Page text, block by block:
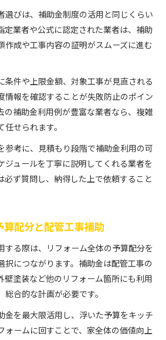
選びは、補助金制度の活用と同じくらい
定業者や公式に認定された業者は、補助
作成や工事内容の証明がスムーズに進む
条件や上限金額、対象工事が見直される
情報を確認することが失敗防止のポイン
の補助金利用例が豊富な業者なら、複雑
せられます。
参考に、見積もり段階で補助金利用の可
ジュールを丁寧に説明してくれる業者を
必ず質問し、納得した上で依頼すること
算配分と配管工事補助
する際は、リフォーム全体の予算配分を
択につながります。補助金は配管工事の
壁塗装など他のリフォーム箇所にも利用
合的な計画が必要です。
金を最大限活用し、浮いた予算をキッチ
ォームに回すことで、家全体の価値向上